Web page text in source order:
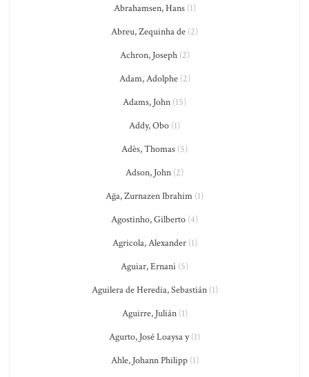
Abrahamsen, Hans(1)
Abreu, Zequinha de (2)
Achron, Joseph(2)
Adam, Adolphe(2)
Adams, John (15)
Addy, Obo (1)
Adès, Thomas (5)
Adson, John (2)
Ağa, Zurnazen Ibrahim (1)
Agostinho, Gilberto (4)
Agricola, Alexander(1)
Aguiar, Ernani (5)
Aguilera de Heredia, Sebastián(1)
Aguirre, Julián(1)
Agurto, José Loaysa y(1)
Ahle, Johann Philipp(1)